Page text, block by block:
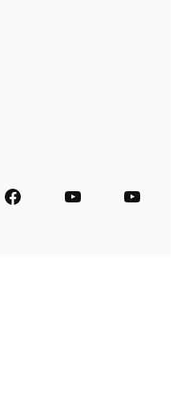
Facebook Agile Videos Tech-Videos